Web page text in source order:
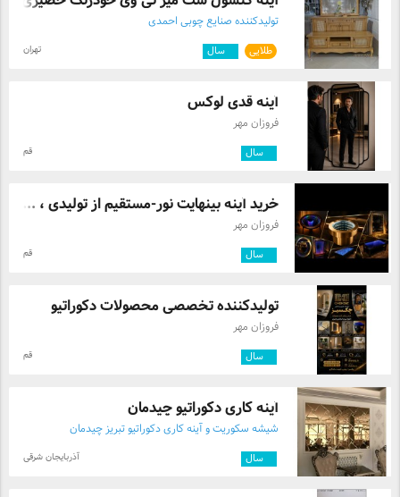
تولیدکننده صنایع چوبی احمدی
طلایی سال تهران
آینه قدی لوکس
فروزان مهر
سال قم
خرید آینه بینهایت نور-مستقیم از تولیدی ، ...
فروزان مهر
سال قم
تولیدکننده تخصصی محصولات دکوراتیو
فروزان مهر
سال قم
آینه کاری دکوراتیو چیدمان
شیشه سکوریت و آینه کاری دکوراتیو تبریز چیدمان
سال آذربایجان شرقی